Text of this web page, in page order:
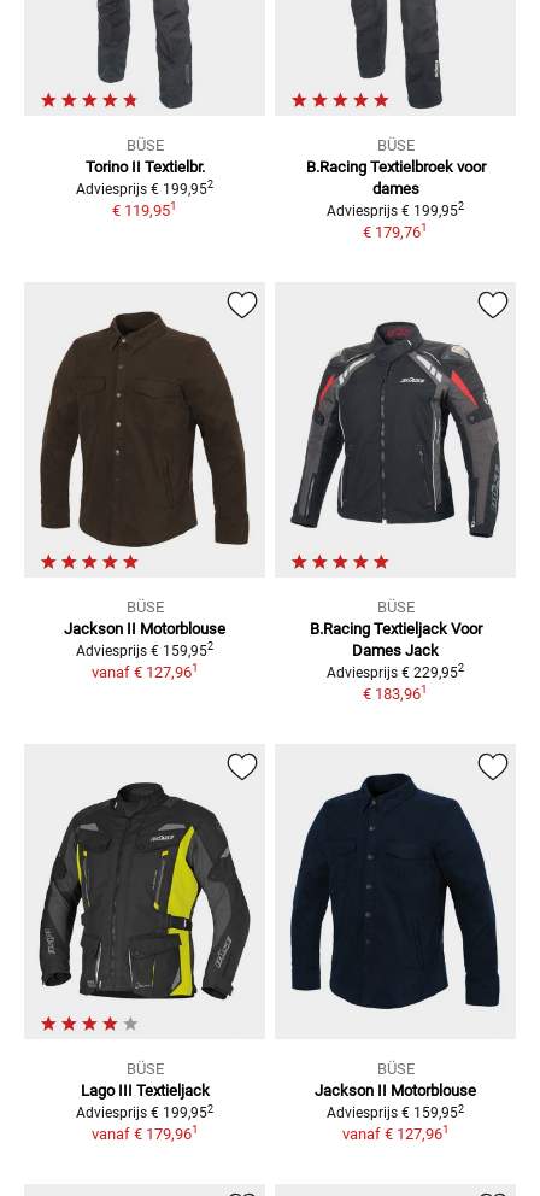
BÜSE
Torino II Textielbr.
Adviesprijs € 199,952
€ 119,951
BÜSE
B.Racing Textielbroek voor
dames
Adviesprijs € 199,952
€ 179,761
BÜSE
Jackson II Motorblouse
Adviesprijs € 159,952
vanaf € 127,961
BÜSE
B.Racing Textieljack Voor
Dames Jack
Adviesprijs € 229,952
€ 183,961
BÜSE
Lago III Textieljack
Adviesprijs € 199,952
vanaf € 179,961
BÜSE
Jackson II Motorblouse
Adviesprijs € 159,952
vanaf € 127,961